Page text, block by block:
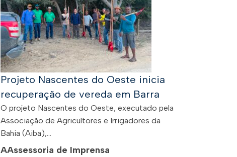
Projeto Nascentes do Oeste inicia
recuperação de vereda em Barra
O projeto Nascentes do Oeste, executado pela
Associação de Agricultores e Irrigadores da
Bahia (Aiba),...
AAssessoria de Imprensa